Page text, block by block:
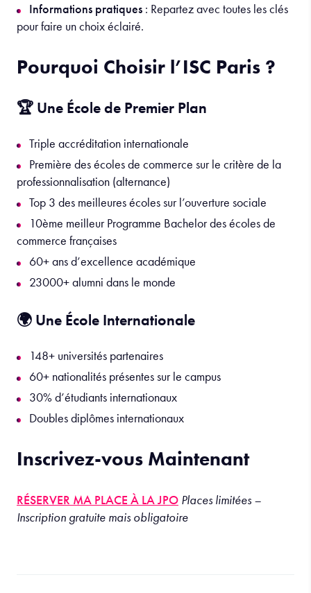
Informations pratiques : Repartez avec toutes les clés
pour faire un choix éclairé.
Pourquoi Choisir l’ISC Paris ?
🏆 Une École de Premier Plan
Triple accréditation internationale
Première des écoles de commerce sur le critère de la
professionnalisation (alternance)
Top 3 des meilleures écoles sur l’ouverture sociale
10ème meilleur Programme Bachelor des écoles de
commerce françaises
60+ ans d’excellence académique
23000+ alumni dans le monde
🌍 Une École Internationale
148+ universités partenaires
60+ nationalités présentes sur le campus
30% d’étudiants internationaux
Doubles diplômes internationaux
Inscrivez-vous Maintenant
RÉSERVER MA PLACE À LA JPO Places limitées –
Inscription gratuite mais obligatoire